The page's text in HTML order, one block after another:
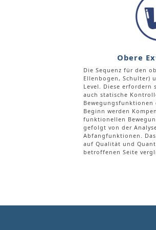
Obere
Die Sequenz für den
Ellenbogen, Schulter)
Level. Diese erfordern
auch statische
Bewegungsfunktionen
Beginn werden
funktionellen
gefolgt von der
Abfangfunktionen.
auf Qualität und
betroffenen Seite